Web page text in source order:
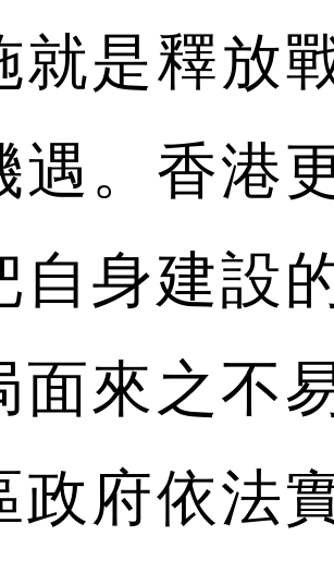
就是釋放
遇。香港
自身建設
面來之不
政府依法